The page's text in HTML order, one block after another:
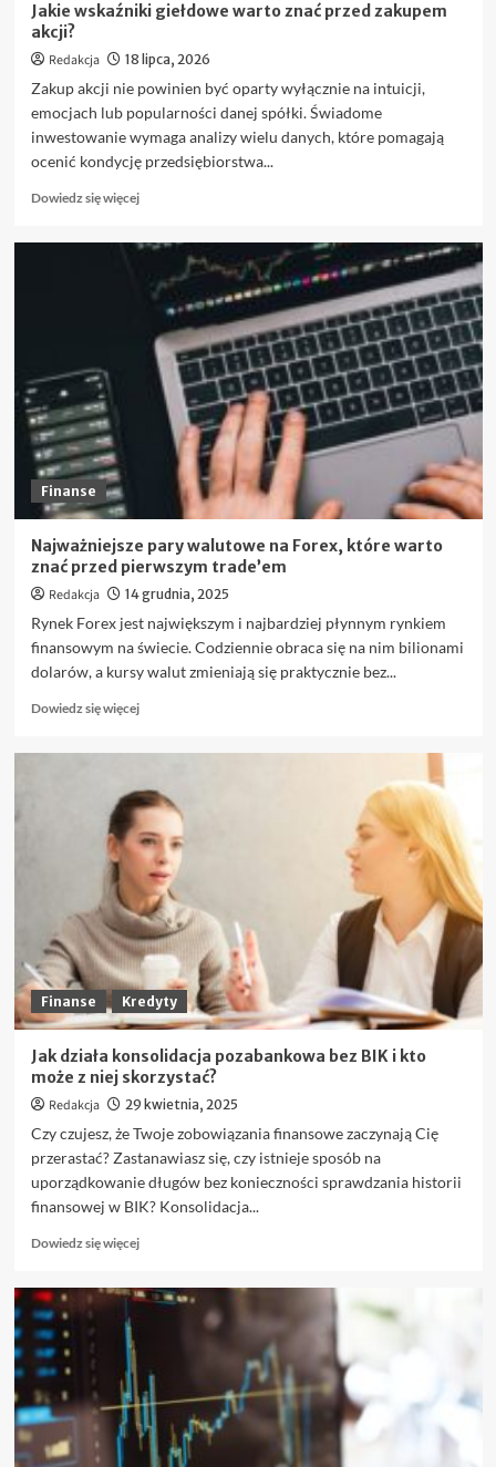
Jakie wskaźniki giełdowe warto znać przed zakupem
akcji?
Redakcja 18 lipca, 2026
Zakup akcji nie powinien być oparty wyłącznie na intuicji,
emocjach lub popularności danej spółki. Świadome
inwestowanie wymaga analizy wielu danych, które pomagają
ocenić kondycję przedsiębiorstwa...
Dowiedz się więcejDowiedz
Jakie
wskaźniki
giełdowe
warto
znać
przed
zakupem
akcji?
Finanse
Najważniejsze pary walutowe na Forex, które warto
znać przed pierwszym trade’em
Redakcja 14 grudnia, 2025
Rynek Forex jest największym i najbardziej płynnym rynkiem
finansowym na świecie. Codziennie obraca się na nim bilionami
dolarów, a kursy walut zmieniają się praktycznie bez...
Dowiedz się więcejDowiedz
Najważniejsze
pary
walutowe
na
Forex,
które
warto
znać
przed
pierwszym
trade’em
Finanse Kredyty
Jak działa konsolidacja pozabankowa bez BIK i kto
może z niej skorzystać?
Redakcja 29 kwietnia, 2025
Czy czujesz, że Twoje zobowiązania finansowe zaczynają Cię
przerastać? Zastanawiasz się, czy istnieje sposób na
uporządkowanie długów bez konieczności sprawdzania historii
finansowej w BIK? Konsolidacja...
Dowiedz się więcejDowiedz
o
pozabankowa
bez
BIK
i